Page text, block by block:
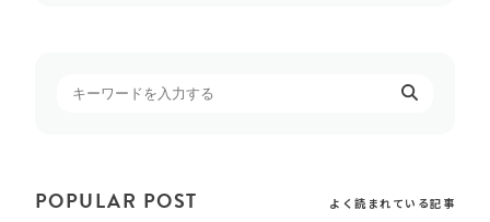
POPULAR POST よく読まれている記事